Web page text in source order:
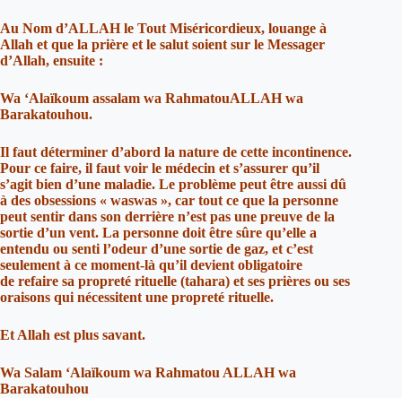
Au Nom d’ALLAH le Tout Miséricordieux, louange à
Allah et que la prière et le salut soient sur le Messager
d’Allah, ensuite :
Wa ‘Alaïkoum assalam wa RahmatouALLAH wa
Barakatouhou.
Il faut déterminer d’abord la nature de cette incontinence.
Pour ce faire, il faut voir le médecin et s’assurer qu’il
s’agit bien d’une maladie. Le problème peut être aussi dû
à des obsessions « waswas », car tout ce que la personne
peut sentir dans son derrière n’est pas une preuve de la
sortie d’un vent. La personne doit être sûre qu’elle a
entendu ou senti l’odeur d’une sortie de gaz, et c’est
seulement à ce moment-là qu’il devient obligatoire
de refaire sa propreté rituelle (tahara) et ses prières ou ses
oraisons qui nécessitent une propreté rituelle.
Et Allah est plus savant.
Wa Salam ‘Alaïkoum wa Rahmatou ALLAH wa
Barakatouhou